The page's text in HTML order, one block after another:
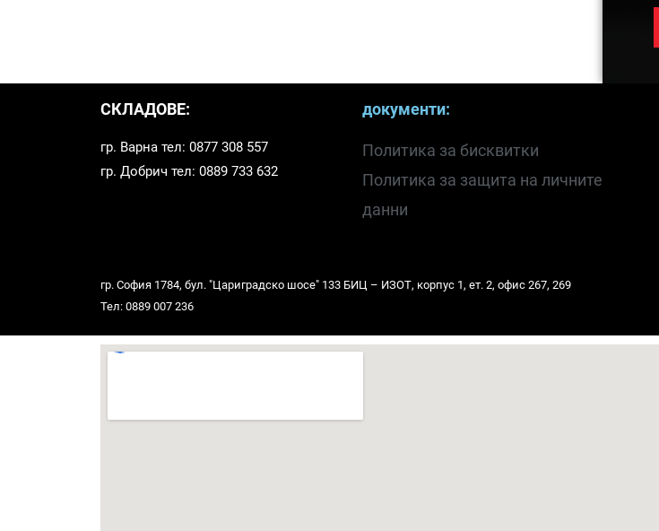
СКЛАДОВЕ:
гр. Варна тел: 0877 308 557
гр. Добрич тел: 0889 733 632
документи:
Политика за бисквитки
Политика за защита на личните
данни
гр. София 1784, бул. "Цариградско шосе" 133 БИЦ – ИЗОТ, корпус 1, ет. 2, офис 267, 269
Тел: 0889 007 236